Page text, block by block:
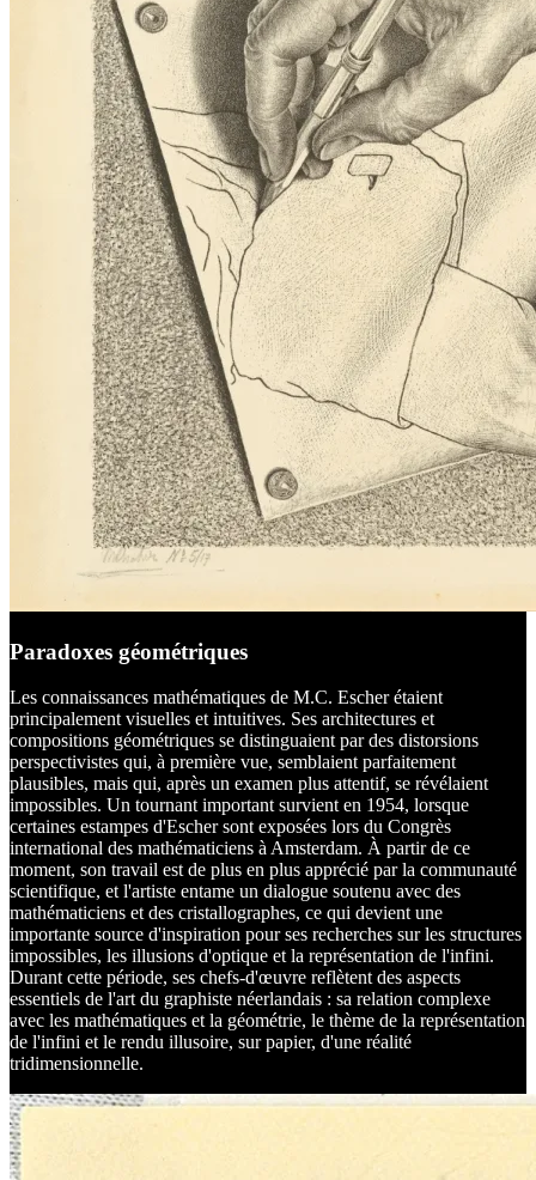
Paradoxes géométriques
Les connaissances mathématiques de M.C. Escher étaient
principalement visuelles et intuitives. Ses architectures et
compositions géométriques se distinguaient par des distorsions
perspectivistes qui, à première vue, semblaient parfaitement
plausibles, mais qui, après un examen plus attentif, se révélaient
impossibles. Un tournant important survient en 1954, lorsque
certaines estampes d'Escher sont exposées lors du Congrès
international des mathématiciens à Amsterdam. À partir de ce
moment, son travail est de plus en plus apprécié par la communauté
scientifique, et l'artiste entame un dialogue soutenu avec des
mathématiciens et des cristallographes, ce qui devient une
importante source d'inspiration pour ses recherches sur les structures
impossibles, les illusions d'optique et la représentation de l'infini.
Durant cette période, ses chefs-d'œuvre reflètent des aspects
essentiels de l'art du graphiste néerlandais : sa relation complexe
avec les mathématiques et la géométrie, le thème de la représentation
de l'infini et le rendu illusoire, sur papier, d'une réalité
tridimensionnelle.